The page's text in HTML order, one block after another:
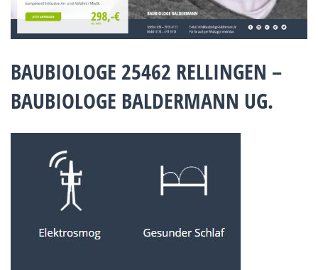
BAUBIOLOGE 25462 RELLINGEN –
BAUBIOLOGE BALDERMANN UG.